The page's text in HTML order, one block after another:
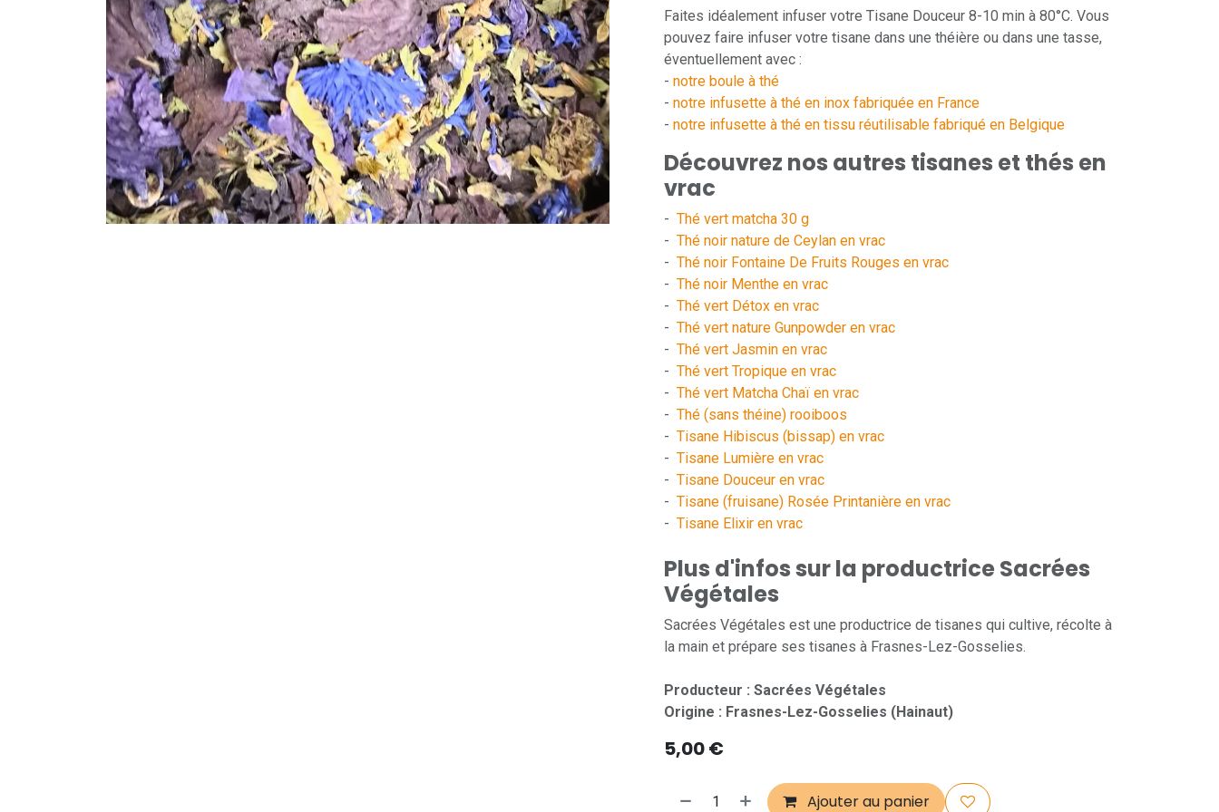
Faites idéalement infuser votre Tisane Douceur 8-10 min à 80°C. Vous
pouvez faire infuser votre tisane dans une théière ou dans une tasse,
éventuellement avec :
- notre boule à thé
- notre infusette à thé en inox fabriquée en France
- notre infusette à thé en tissu réutilisable fabriqué en Belgique
Découvrez nos autres tisanes et thés en
vrac
- Thé vert matcha 30 g
- Thé noir nature de Ceylan en vrac
- Thé noir Fontaine De Fruits Rouges en vrac
- Thé noir Menthe en vrac
- Thé vert Détox en vrac
- Thé vert nature Gunpowder en vrac
- Thé vert Jasmin en vrac
- Thé vert Tropique en vrac
- Thé vert Matcha Chaï en vrac
- Thé (sans théine) rooiboos
- Tisane Hibiscus (bissap) en vrac
- Tisane Lumière en vrac
- Tisane Douceur en vrac
- Tisane (fruisane) Rosée Printanière en vrac
- Tisane Elixir en vrac
Plus d'infos sur la productrice Sacrées
Végétales
Sacrées Végétales est une productrice de tisanes qui cultive, récolte à
la main et prépare ses tisanes à Frasnes-Lez-Gosselies.
Producteur : Sacrées Végétales
Origine : Frasnes-Lez-Gosselies (Hainaut)
5,00€
Ajouter au panier